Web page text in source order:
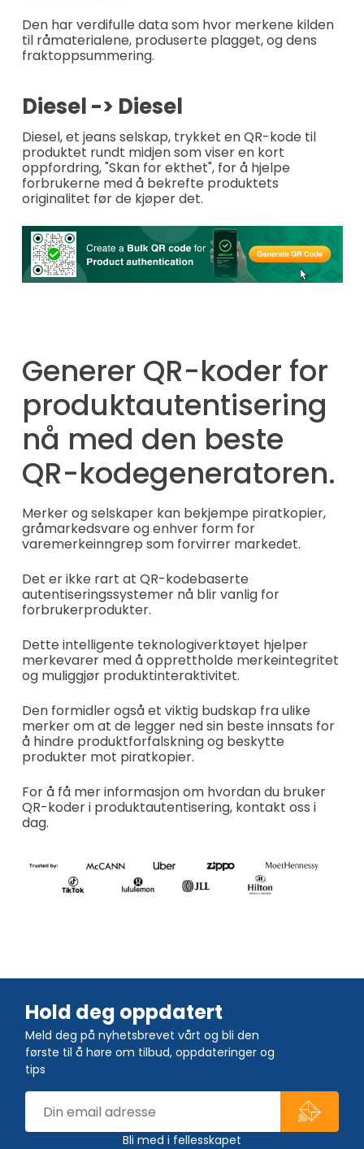
Den har verdifulle data som hvor merkene kilden
til råmaterialene, produserte plagget, og dens
fraktoppsummering.
Diesel -> Diesel
Diesel, et jeans selskap, trykket en QR-kode til
produktet rundt midjen som viser en kort
oppfordring, "Skan for ekthet", for å hjelpe
forbrukerne med å bekrefte produktets
originalitet før de kjøper det.
Generer QR-koder for
produktautentisering
nå med den beste
QR-kodegeneratoren.
Merker og selskaper kan bekjempe piratkopier,
gråmarkedsvare og enhver form for
varemerkeinngrep som forvirrer markedet.
Det er ikke rart at QR-kodebaserte
autentiseringssystemer nå blir vanlig for
forbrukerprodukter.
Dette intelligente teknologiverktøyet hjelper
merkevarer med å opprettholde merkeintegritet
og muliggjør produktinteraktivitet.
Den formidler også et viktig budskap fra ulike
merker om at de legger ned sin beste innsats for
å hindre produktforfalskning og beskytte
produkter mot piratkopier.
For å få mer informasjon om hvordan du bruker
QR-koder i produktautentisering, kontakt oss i
dag.
Hold deg oppdatert
Meld deg på nyhetsbrevet vårt og bli den
første til å høre om tilbud, oppdateringer og
tips
Bli med i fellesskapet